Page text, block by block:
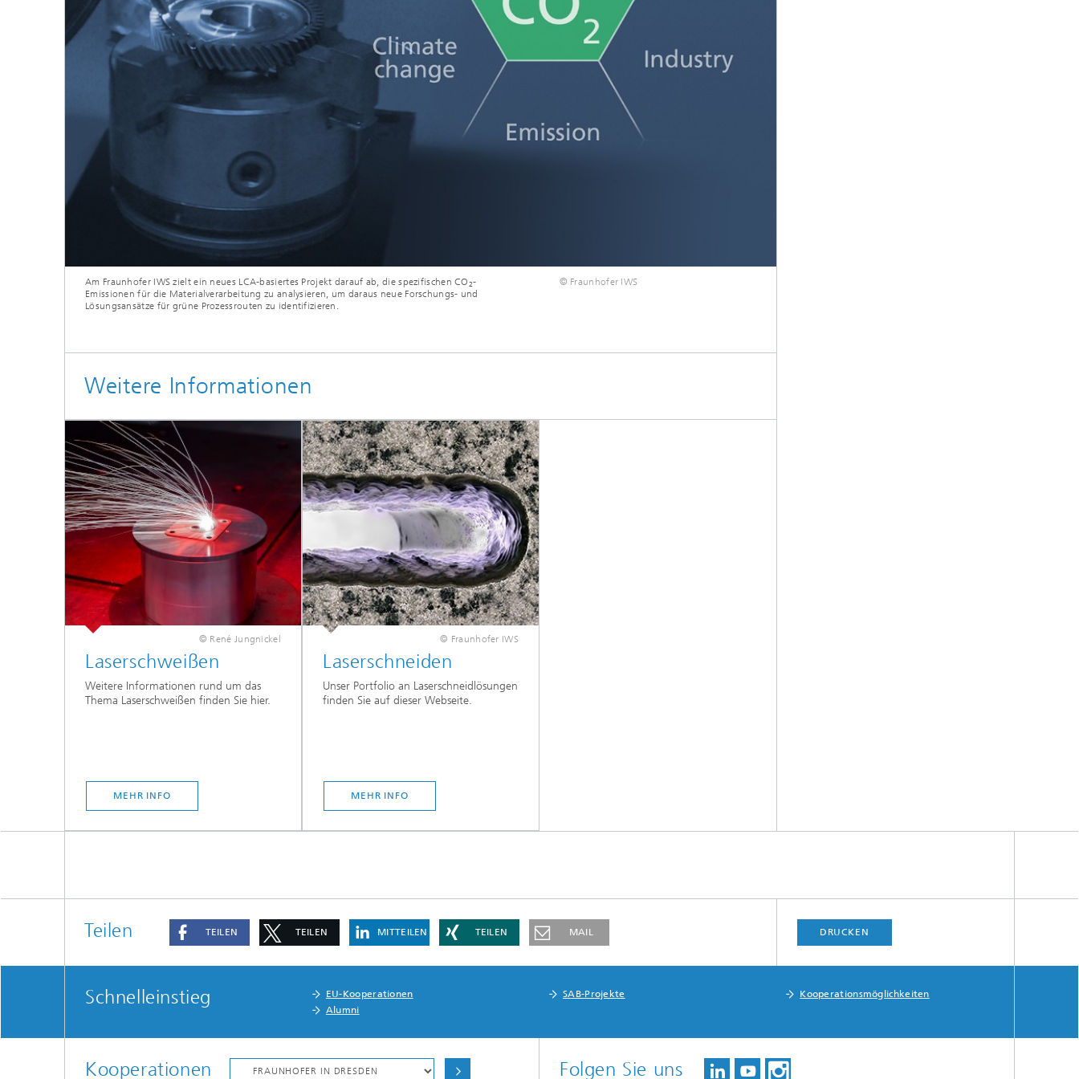
© Fraunhofer IWS
Am Fraunhofer IWS zielt ein neues LCA-basiertes Projekt darauf ab, die spezifischen CO 2-
Emissionen für die Materialverarbeitung zu analysieren, um daraus neue Forschungs- und
Lösungsansätze für grüne Prozessrouten zu identifizieren.
Weitere Informationen
© René Jungnickel
Laserschweißen
Weitere Informationen rund um das
Thema Laserschweißen finden Sie hier.
MEHR INFO
© Fraunhofer IWS
Laserschneiden
Unser Portfolio an Laserschneidlösungen
finden Sie auf dieser Webseite.
MEHR INFO
Teilen TEILEN TEILEN MITTEILEN TEILEN MAIL DRUCKEN
Schnelleinstieg EU-Kooperationen SAB-Projekte
Kooperationsmöglichkeiten
Alumni
Kooperationen Folgen Sie uns